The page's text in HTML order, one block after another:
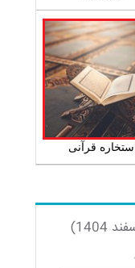
استخاره قرآنی
فال حافظ امروز چهارشنبه، (20 اسفند 1404)